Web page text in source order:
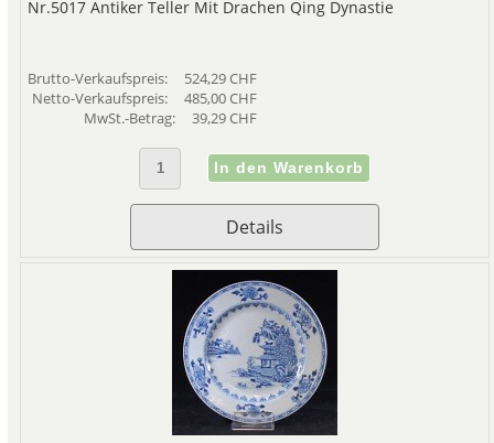
Nr.5017 Antiker Teller Mit Drachen Qing Dynastie
Brutto-Verkaufspreis:
524,29 CHF
Netto-Verkaufspreis:
485,00 CHF
MwSt.-Betrag:
39,29 CHF
Details